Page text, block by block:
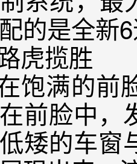
的是全新
虎揽胜
饱满的前
前脸中，
矮的车窗